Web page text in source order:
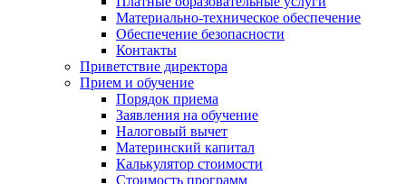
Материально-техническое обеспечение
Обеспечение безопасности
Контакты
Приветствие директора
Прием и обучение
Порядок приема
Заявления на обучение
Налоговый вычет
Материнский капитал
Калькулятор стоимости
Стоимость программ